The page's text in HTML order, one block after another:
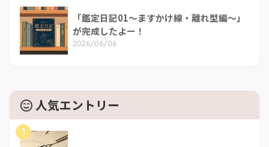
「鑑定日記01～ますかけ線・離れ型編～」
が完成したよー！
2026/06/06
人気エントリー
1